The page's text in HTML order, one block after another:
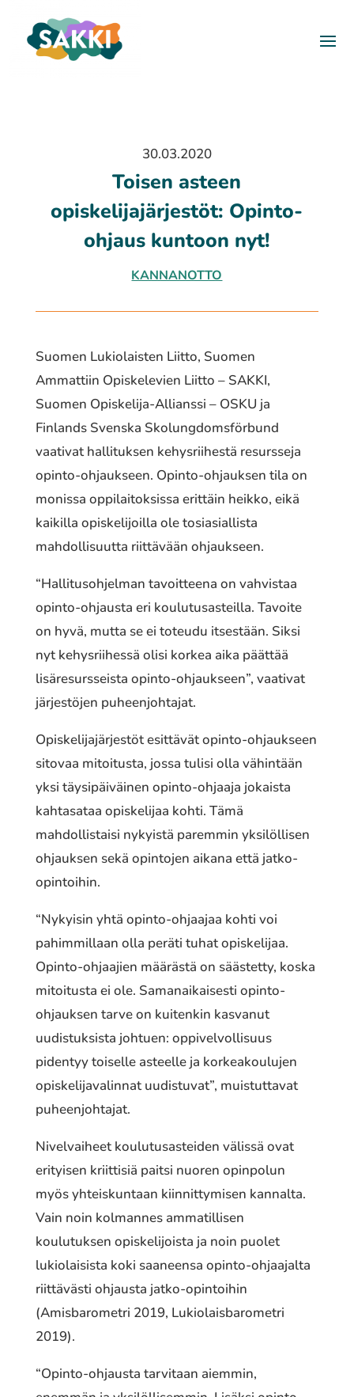
30.03.2020
Toisen asteen
opiskelijajärjestöt: Opinto-
ohjaus kuntoon nyt!
KANNANOTTO
Suomen Lukiolaisten Liitto, Suomen
Ammattiin Opiskelevien Liitto – SAKKI,
Suomen Opiskelija-Allianssi – OSKU ja
Finlands Svenska Skolungdomsförbund
vaativat hallituksen kehysriihestä resursseja
opinto-ohjaukseen. Opinto-ohjauksen tila on
monissa oppilaitoksissa erittäin heikko, eikä
kaikilla opiskelijoilla ole tosiasiallista
mahdollisuutta riittävään ohjaukseen.
“Hallitusohjelman tavoitteena on vahvistaa
opinto-ohjausta eri koulutusasteilla. Tavoite
on hyvä, mutta se ei toteudu itsestään. Siksi
nyt kehysriihessä olisi korkea aika päättää
lisäresursseista opinto-ohjaukseen”, vaativat
järjestöjen puheenjohtajat.
Opiskelijajärjestöt esittävät opinto-ohjaukseen
sitovaa mitoitusta, jossa tulisi olla vähintään
yksi täysipäiväinen opinto-ohjaaja jokaista
kahtasataa opiskelijaa kohti. Tämä
mahdollistaisi nykyistä paremmin yksilöllisen
ohjauksen sekä opintojen aikana että jatko-
opintoihin.
“Nykyisin yhtä opinto-ohjaajaa kohti voi
pahimmillaan olla peräti tuhat opiskelijaa.
Opinto-ohjaajien määrästä on säästetty, koska
mitoitusta ei ole. Samanaikaisesti opinto-
ohjauksen tarve on kuitenkin kasvanut
uudistuksista johtuen: oppivelvollisuus
pidentyy toiselle asteelle ja korkeakoulujen
opiskelijavalinnat uudistuvat”, muistuttavat
puheenjohtajat.
Nivelvaiheet koulutusasteiden välissä ovat
erityisen kriittisiä paitsi nuoren opinpolun
myös yhteiskuntaan kiinnittymisen kannalta.
Vain noin kolmannes ammatillisen
koulutuksen opiskelijoista ja noin puolet
lukiolaisista koki saaneensa opinto-ohjaajalta
riittävästi ohjausta jatko-opintoihin
(Amisbarometri 2019, Lukiolaisbarometri
2019).
“Opinto-ohjausta tarvitaan aiemmin,